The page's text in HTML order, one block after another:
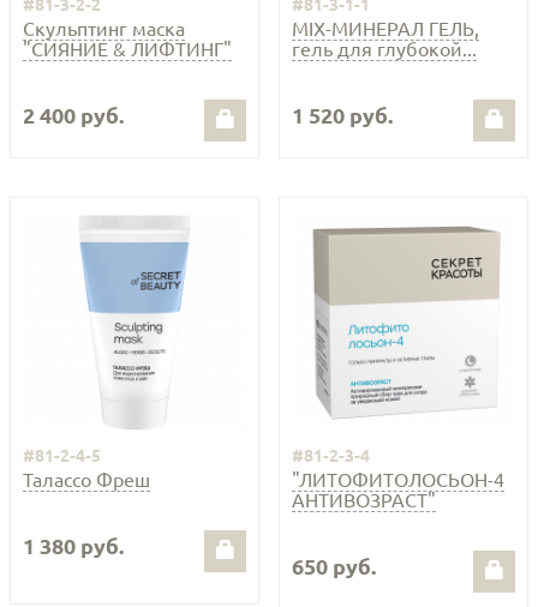
Скульптинг маска
"СИЯНИЕ & ЛИФТИНГ"
2 400 руб.
MIX-МИНЕРАЛ ГЕЛЬ,
гель для глубокой...
1 520 руб.
#81-2-4-5
Талассо Фреш
1 380 руб.
#81-2-3-4
"ЛИТОФИТОЛОСЬОН-4
АНТИВОЗРАСТ"
650 руб.